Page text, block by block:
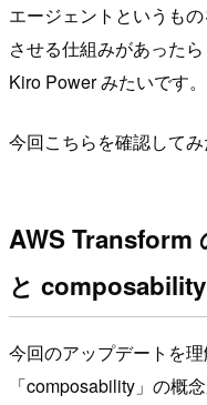
エージェントというも
させる仕組みがあった
Kiro Power みたいです。
今回こちらを確認してみ
AWS Transform
と
今回のアップデートを
「composability」の概